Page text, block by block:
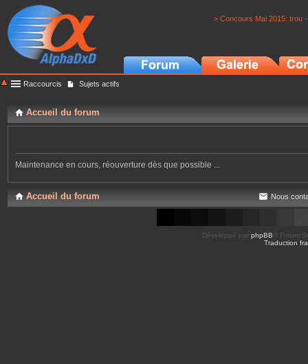
> Concours Mai 2015: trou
Raccourcis Sujets actifs
Accueil du forum
Maintenance en cours, réouverture dès que possible ...
Accueil du forum Nous
Développé par phpBB ® Forum
Traduction